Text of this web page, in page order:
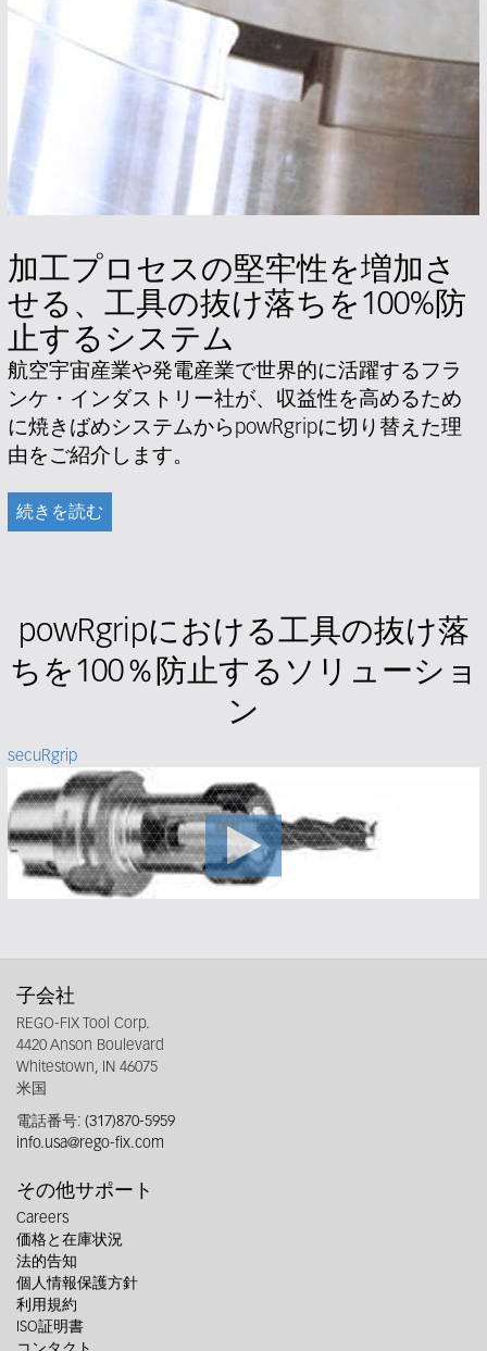
加工プロセスの堅牢性を増加さ
せる、工具の抜け落ちを100%防
止するシステム
航空宇宙産業や発電産業で世界的に活躍するフラ
ンケ・インダストリー社が、収益性を高めるため
に焼きばめシステムからpowRgripに切り替えた理
由をご紹介します。
続きを読む
powRgripにおける工具の抜け落
ちを100％防止するソリューショ
ン
secuRgrip
子会社
REGO-FIX Tool Corp.
4420 Anson Boulevard
Whitestown, IN 46075
米国
電話番号: (317)870-5959
info.usa@rego-fix.com
その他サポート
Careers
価格と在庫状況
法的告知
個人情報保護方針
利用規約
ISO証明書